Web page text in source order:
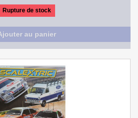
Rupture de stock
au panier